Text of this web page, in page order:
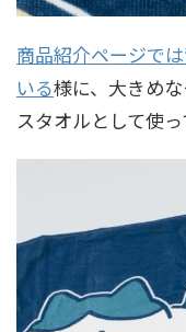
商品紹介ページで
いる様に、大きめ
スタオルとして使っ